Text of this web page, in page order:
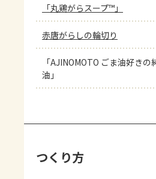
「丸鶏がらスープ™」
赤唐がらしの輪切り
「AJINOMOTO ごま油好きの
油」
つくり方